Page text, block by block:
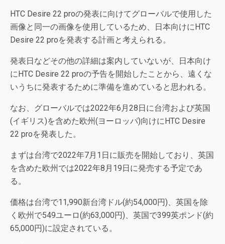
HTC Desire 22 proの発表に向けてグローバルで使用した
画像と同一の画像を使用しているため、日本向けにHTC
Desire 22 proを発表する計画と考えられる。
発表日などその他の詳細は案内していないが、日本向け
にHTC Desire 22 proの予告を開始したことから、遠くな
いうちに発表するために準備を進めていると思われる。
なお、グローバルでは2022年6月28日に台湾および英国
(イギリス)を含めた欧州(ヨーロッパ)向けにHTC Desire
22 proを発表した。
まずは台湾で2022年7月1日に販売を開始しており、英国
を含めた欧州では2022年8月19日に発売する予定であ
る。
価格は台湾で11,990新台湾ドル(約54,000円)、英国を除
く欧州で549ユーロ(約63,000円)、英国で399英ポンド(約
65,000円)に設定されている。